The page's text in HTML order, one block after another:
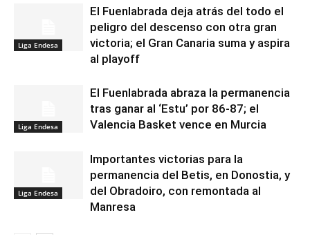
Liga Endesa
El Fuenlabrada deja atrás del todo el
peligro del descenso con otra gran
victoria; el Gran Canaria suma y aspira
al playoff
Liga Endesa
El Fuenlabrada abraza la permanencia
tras ganar al ‘Estu’ por 86-87; el
Valencia Basket vence en Murcia
Liga Endesa
Importantes victorias para la
permanencia del Betis, en Donostia, y
del Obradoiro, con remontada al
Manresa